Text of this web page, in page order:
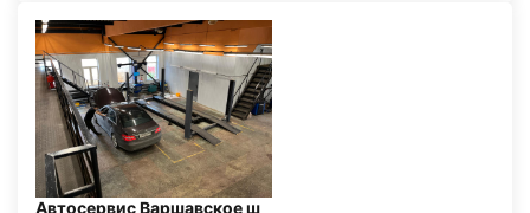
Автосервис Варшавское ш